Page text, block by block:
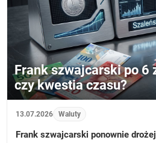
Frank szwajcarski po 6
czy kwestia czasu?
13.07.2026 Waluty
Frank szwajcarski ponownie